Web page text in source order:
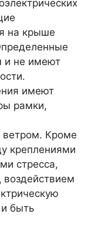
на крыше
и не имеют
имеют
рамки,
Кроме
креплениями
стресса,
воздействием
быть